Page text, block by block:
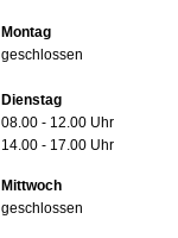
Montag
geschlossen
Dienstag
08.00 - 12.00 Uhr
14.00 - 17.00 Uhr
Mittwoch
geschlossen